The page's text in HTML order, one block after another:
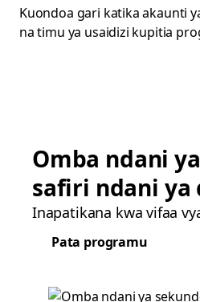
Kuondoa gari katika akaunti
na timu ya usaidizi kupitia
Omba ndani
safiri ndani ya
Inapatikana kwa vifaa
Pata programu